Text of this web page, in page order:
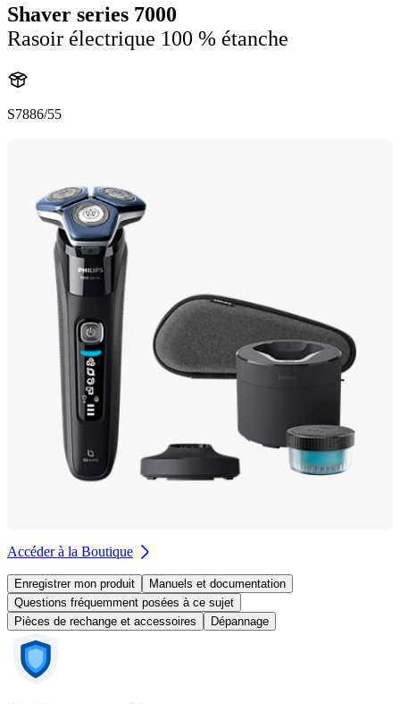
Shaver series 7000
Rasoir électrique 100 % étanche
S7886/55
Accéder à la Boutique
Enregistrer mon produit
Manuels et documentation
Questions fréquemment posées à ce sujet
Pièces de rechange et accessoires
Dépannage